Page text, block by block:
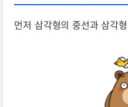
먼저 삼각형의 중선과 삼각